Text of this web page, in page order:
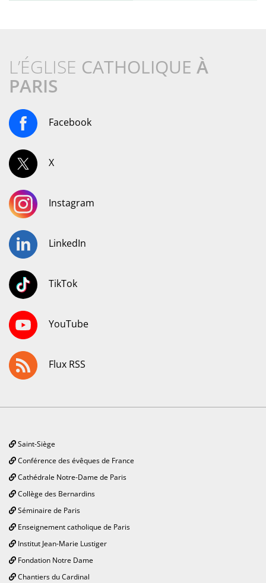
L’ÉGLISE CATHOLIQUE À
PARIS
Facebook
X
Instagram
LinkedIn
TikTok
YouTube
Flux RSS
Saint-Siège
Conférence des évêques de France
Cathédrale Notre-Dame de Paris
Collège des Bernardins
Séminaire de Paris
Enseignement catholique de Paris
Institut Jean-Marie Lustiger
Fondation Notre Dame
Chantiers du Cardinal